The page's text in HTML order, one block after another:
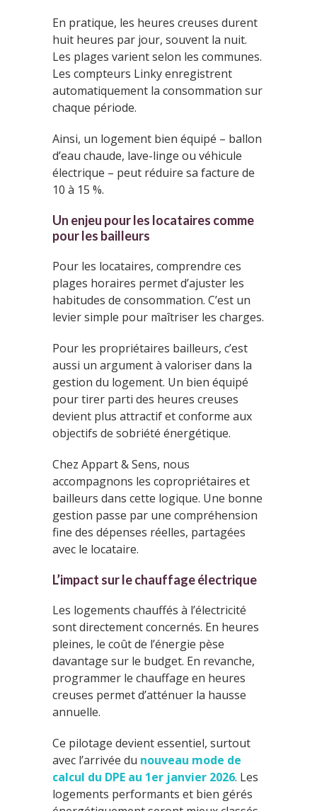
En pratique, les heures creuses durent
huit heures par jour, souvent la nuit.
Les plages varient selon les communes.
Les compteurs Linky enregistrent
automatiquement la consommation sur
chaque période.
Ainsi, un logement bien équipé – ballon
d’eau chaude, lave-linge ou véhicule
électrique – peut réduire sa facture de
10 à 15 %.
Un enjeu pour les locataires comme
pour les bailleurs
Pour les locataires, comprendre ces
plages horaires permet d’ajuster les
habitudes de consommation. C’est un
levier simple pour maîtriser les charges.
Pour les propriétaires bailleurs, c’est
aussi un argument à valoriser dans la
gestion du logement. Un bien équipé
pour tirer parti des heures creuses
devient plus attractif et conforme aux
objectifs de sobriété énergétique.
Chez Appart & Sens, nous
accompagnons les copropriétaires et
bailleurs dans cette logique. Une bonne
gestion passe par une compréhension
fine des dépenses réelles, partagées
avec le locataire.
L’impact sur le chauffage électrique
Les logements chauffés à l’électricité
sont directement concernés. En heures
pleines, le coût de l’énergie pèse
davantage sur le budget. En revanche,
programmer le chauffage en heures
creuses permet d’atténuer la hausse
annuelle.
Ce pilotage devient essentiel, surtout
avec l’arrivée du nouveau mode de
calcul du DPE au 1er janvier 2026. Les
logements performants et bien gérés